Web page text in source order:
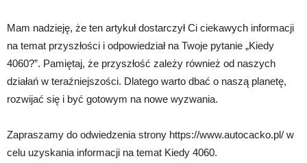
Mam nadzieję, że ten artykuł dostarczył Ci ciekawych informacji
na temat przyszłości i odpowiedział na Twoje pytanie „Kiedy
4060?”. Pamiętaj, że przyszłość zależy również od naszych
działań w teraźniejszości. Dlatego warto dbać o naszą planetę,
rozwijać się i być gotowym na nowe wyzwania.
Zapraszamy do odwiedzenia strony https://www.autocacko.pl/ w
celu uzyskania informacji na temat Kiedy 4060.